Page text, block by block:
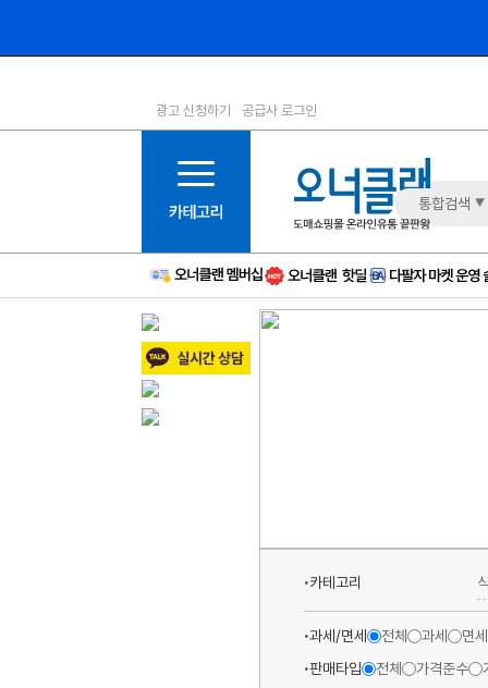
1등급
6등급
11등급
12등급
15등급
16등급
17등급
신규
주의
BAD
광고 신청하기 공급사 로그인
통합검색
카테고리
과세/면세 전체 과세
면세
판매타입
전체 가격준수